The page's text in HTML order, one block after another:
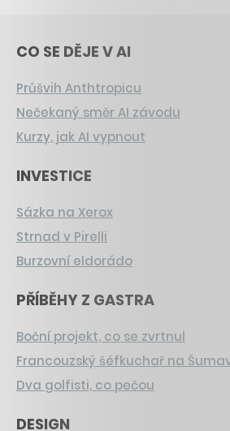
CO SE DĚJE V AI
Průšvih Anthtropicu
Nečekaný směr AI závodu
Kurzy, jak AI vypnout
INVESTICE
Sázka na Xerox
Strnad v Pirelli
Burzovní eldorádo
PŘÍBĚHY Z GASTRA
Boční projekt, co se zvrtnul
Francouzský šéfkuchař na
Dva golfisti, co pečou
DESIGN